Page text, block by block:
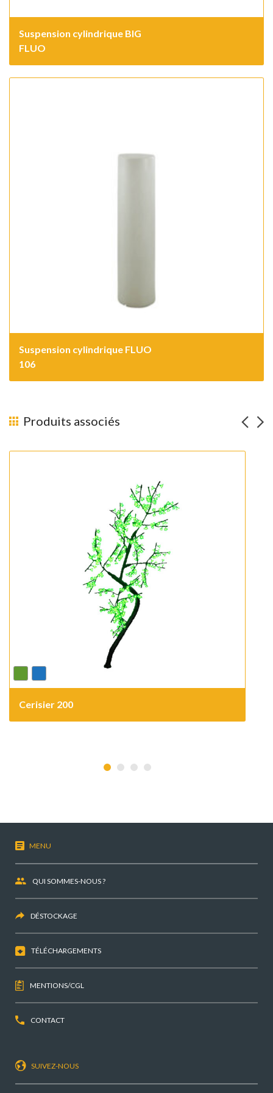
Suspension cylindrique BIG
FLUO
Suspension cylindrique FLUO
106
Produits associés
Cerisier 200
MENU
QUI SOMMES-NOUS ?
DÉSTOCKAGE
TÉLÉCHARGEMENTS
MENTIONS/CGL
CONTACT
SUIVEZ-NOUS